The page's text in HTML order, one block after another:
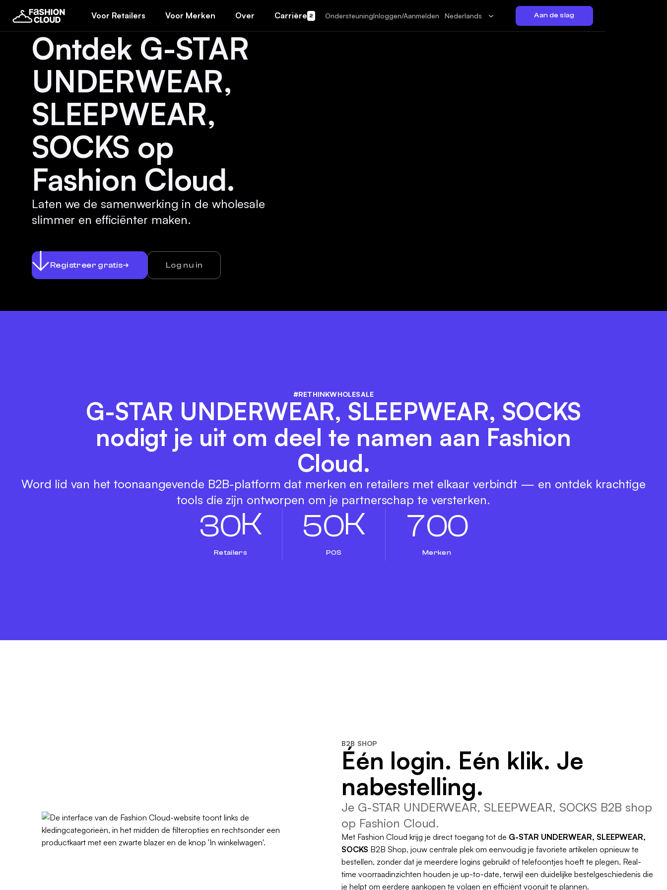
Voor Retailers Voor Merken Over Carrière 2 OndersteuningInloggen/Aanmelden Nederlands Aan de slag
Ontdek G-STAR
UNDERWEAR,
SLEEPWEAR,
SOCKS op
Fashion Cloud.
Laten we de samenwerking in de wholesale
slimmer en efficiënter maken.
Registreer gratis Log nu in
#RETHINKWHOLESALE
G-STAR UNDERWEAR, SLEEPWEAR, SOCKS
nodigt je uit om deel te namen aan Fashion
Cloud.
Word lid van het toonaangevende B2B-platform dat merken en retailers met elkaar verbindt — en ontdek krachtige
tools die zijn ontworpen om je partnerschap te versterken.
30K
Retailers
50K
POS
700
Merken
B2B SHOP
Één login. Eén klik. Je
nabestelling.
Je G-STAR UNDERWEAR, SLEEPWEAR, SOCKS B2B shop
op Fashion Cloud.
Met Fashion Cloud krijg je direct toegang tot de G-STAR UNDERWEAR, SLEEPWEAR,
SOCKS B2B Shop, jouw centrale plek om eenvoudig je favoriete artikelen opnieuw te
bestellen, zonder dat je meerdere logins gebruikt of telefoontjes hoeft te plegen. Real-
time voorraadinzichten houden je up-to-date, terwijl een duidelijke bestelgeschiedenis die
je helpt om eerdere aankopen te volgen en efficiënt vooruit te plannen.